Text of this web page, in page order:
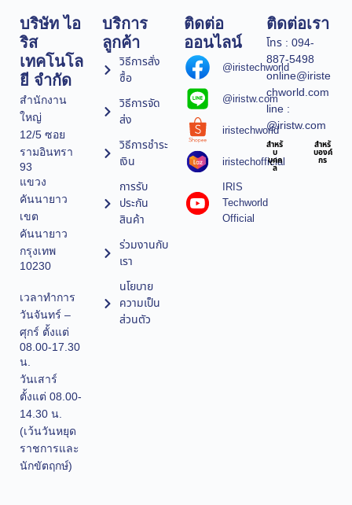
บริษัท ไอ
ริส
เทคโนโล
ยี จำกัด
สำนักงาน
ใหญ่
12/5 ซอย
รามอินทรา
93
แขวง
คันนายาว
เขต
คันนายาว
กรุงเทพ
10230
เวลาทำการ
วันจันทร์ –
ศุกร์ ตั้งแต่
08.00-17.30
น.
วันเสาร์
ตั้งแต่ 08.00-
14.30 น.
(เว้นวันหยุด
ราชการและ
นักขัตฤกษ์)
บริการ
ลูกค้า
วิธีการสั่ง
ซื้อ
วิธีการจัด
ส่ง
วิธีการชำระ
เงิน
การรับ
ประกัน
สินค้า
ร่วมงานกับ
เรา
นโยบาย
ความเป็น
ส่วนตัว
ติดต่อ
ออนไลน์
@iristechworld
@iristw.com
iristechworld
iristechofficial
IRIS
Techworld
Official
ติดต่อเรา
โทร : 094-
887-5498
online@iriste
chworld.com
line :
@iristw.com
สำหรั
บ
บุคค
ล
สำหรั
บองค์
กร